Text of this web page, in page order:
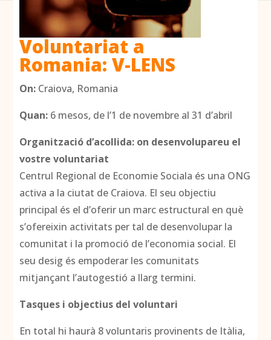
Voluntariat a
Romania: V-LENS
On: Craiova, Romania
Quan: 6 mesos, de l’1 de novembre al 31 d’abril
Organització d’acollida: on desenvolupareu el
vostre voluntariat
Centrul Regional de Economie Sociala és una ONG
activa a la ciutat de Craiova. El seu objectiu
principal és el d’oferir un marc estructural en què
s’ofereixin activitats per tal de desenvolupar la
comunitat i la promoció de l’economia social. El
seu desig és empoderar les comunitats
mitjançant l’autogestió a llarg termini.
Tasques i objectius del voluntari
En total hi haurà 8 voluntaris provinents de Itàlia,